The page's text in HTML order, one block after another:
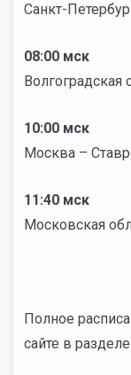
Санкт-
08:00 мск
Волгоградская
10:00 мск
Москва –
11:40 мск
Московская
Полное
сайте в разделе